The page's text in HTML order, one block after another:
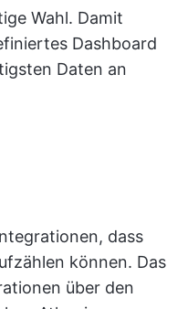
Wahl. Damit
Dashboard
Daten an
dass
können. Das
über den